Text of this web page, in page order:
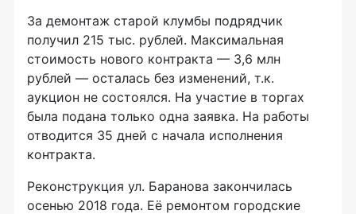
За демонтаж старой клумбы подрядчик
получил 215 тыс. рублей. Максимальная
стоимость нового контракта — 3,6 млн
рублей — осталась без изменений, т.к.
аукцион не состоялся. На участие в торгах
была подана только одна заявка. На работы
отводится 35 дней с начала исполнения
контракта.
Реконструкция ул. Баранова закончилась
осенью 2018 года. Её ремонтом городские